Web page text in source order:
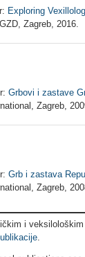
Exploring
Zagreb, 2016.
Grbovi i zastave
Zagreb,
Grb i zastava
Zagreb,
i
.